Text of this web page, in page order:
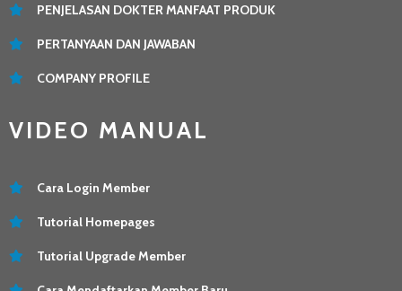
PENJELASAN DOKTER MANFAAT PRODUK
PERTANYAAN DAN JAWABAN
COMPANY PROFILE
VIDEO MANUAL
Cara Login Member
Tutorial Homepages
Tutorial Upgrade Member